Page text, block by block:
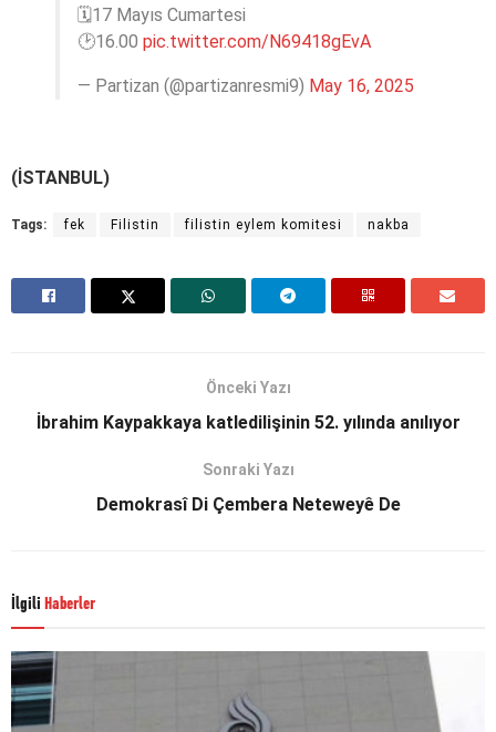
🗓17 Mayıs Cumartesi
🕑16.00 pic.twitter.com/N69418gEvA
— Partizan (@partizanresmi9) May 16, 2025
(İSTANBUL)
Tags: fek Filistin filistin eylem komitesi nakba
Önceki Yazı
İbrahim Kaypakkaya katledilişinin 52. yılında anılıyor
Sonraki Yazı
Demokrasî Di Çembera Neteweyê De
İlgili Haberler